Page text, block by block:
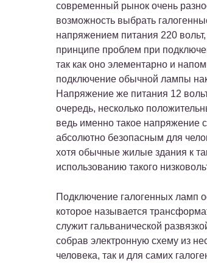
современный рынок очень
возможность выбрать
напряжением питания 220
принципе проблем при
так как оно элементарно и
подключение обычной лампы
Напряжение же питания 12
очередь, несколько
ведь именно такое напряжение
абсолютно безопасным для
хотя обычные жилые здания к
использованию такого
Подключение галогенных ламп
которое называется
служит гальванической
собрав электронную схему из
человека, так и для самих